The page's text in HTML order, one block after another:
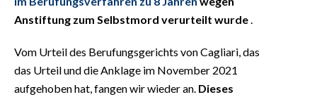
NECROLOGI
SPIAGGE
STORE
Anstiftung zum Selbstmord verurteilt wurde
Vom Urteil des Berufungsgerichts von Cagliari, das
das Urteil und die Anklage im November 2021
aufgehoben hat, fangen wir wieder an. Dieses